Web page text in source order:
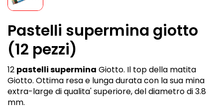
Pastelli supermina giotto
(12 pezzi)
12 pastelli supermina Giotto. Il top della matita
Giotto. Ottima resa e lunga durata con la sua mina
extra-large di qualita' superiore, del diametro di 3.8
mm.